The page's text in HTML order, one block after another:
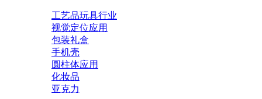
工艺品玩具行业
视觉定位应用
包装礼盒
手机壳
圆柱体应用
化妆品
亚克力